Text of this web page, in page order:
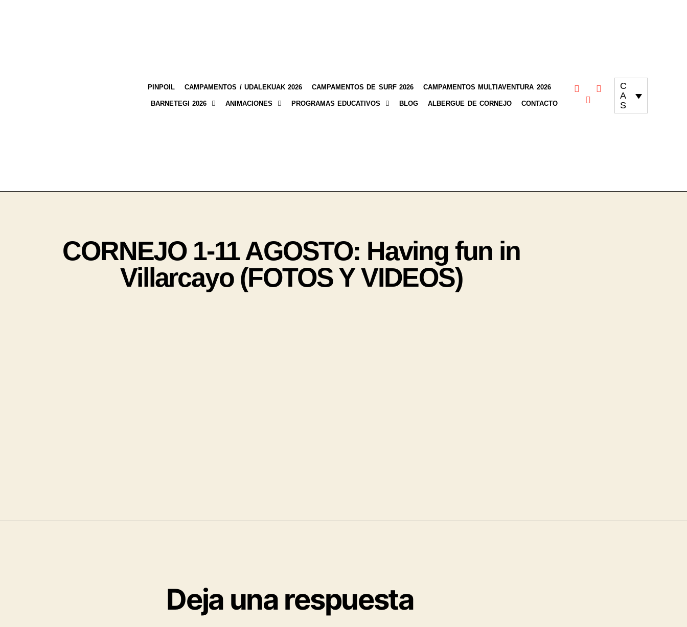
PINPOIL CAMPAMENTOS / UDALEKUAK 2026 CAMPAMENTOS DE SURF 2026 CAMPAMENTOS MULTIAVENTURA 2026
BARNETEGI 2026 ANIMACIONES PROGRAMAS EDUCATIVOS BLOG ALBERGUE DE CORNEJO CONTACTO
C
A
S
CORNEJO 1-11 AGOSTO: Having fun in
Villarcayo (FOTOS Y VIDEOS)
Deja una respuesta